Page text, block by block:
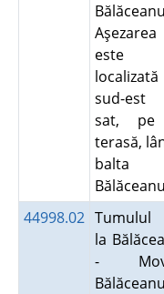
Aşezarea
este
sud-est
sat,
terasă,
balta
44998.02 Tumulul
la
-